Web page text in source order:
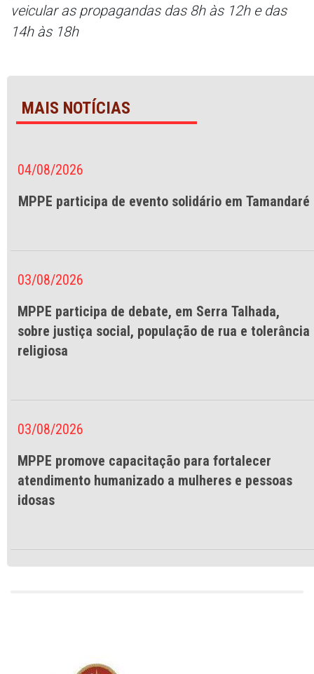
veicular as propagandas das 8h às 12h e das
14h às 18h
MAIS NOTÍCIAS
04/08/2026
MPPE participa de evento solidário em Tamandaré
03/08/2026
MPPE participa de debate, em Serra Talhada,
sobre justiça social, população de rua e tolerância
religiosa
03/08/2026
MPPE promove capacitação para fortalecer
atendimento humanizado a mulheres e pessoas
idosas